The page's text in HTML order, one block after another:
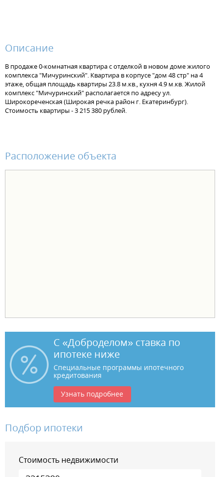
Описание
В продаже 0-комнатная квартира с отделкой в новом доме жилого
комплекса "Мичуринский". Квартира в корпусе "дом 48 стр" на 4
этаже, общая площадь квартиры 23.8 м.кв., кухня 4.9 м.кв. Жилой
комплекс "Мичуринский" располагается по адресу ул.
Широкореченская (Широкая речка район г. Екатеринбург).
Стоимость квартиры - 3 215 380 рублей.
Расположение объекта
С «Доброделом» ставка по
ипотеке ниже
Специальные программы ипотечного
кредитования
Узнать подробнее
Подбор ипотеки
Стоимость недвижимости